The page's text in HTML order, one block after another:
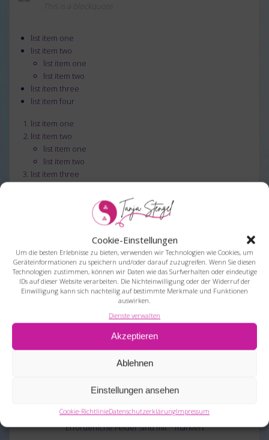
Cookie-Einstellungen
Um die besten Erlebnisse zu bieten, verwenden wir Technologien wie Cookies, um
Geräteinformationen zu speichern und/oder darauf zuzugreifen. Wenn Sie diesen
Technologien zustimmen, können wir Daten wie das Surfverhalten oder eindeutige
IDs auf dieser Website verarbeiten. Die Nichteinwilligung oder der Widerruf der
Einwilligung kann sich nachteilig auf bestimmte Merkmale und Funktionen
auswirken.
Dienste verwalten
Akzeptieren
Ablehnen
Einstellungen ansehen
Cookie-RichtlinieDatenschutzerklärungImpressum
This is a blockquote
list item one
list item two
list item one
list item two
list item three
list item four
list item one
list item two
list item one
list item two
list item three
This is an example of alink.
Beitragsnavigation
Previous: Previous
post:
Title of the post Next: Next
post:
Hello world!
Schreibe einen Kommentar
Deine E-Mail-Adresse wird nicht veröffentlicht.
Erforderliche Felder sind mit*markiert